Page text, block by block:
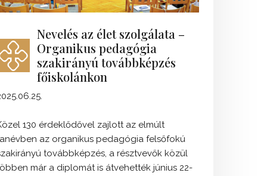
Nevelés az élet szolgálata –
Organikus pedagógia
szakirányú továbbképzés
főiskolánkon
130 érdeklődővel zajlott az elmúlt
az organikus pedagógia felsőfokú
továbbképzés, a résztvevők közül
már a diplomát is átvehették június 22-